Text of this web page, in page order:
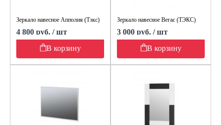
Зеркало навесное Апполия (Тэкс)
4 800 руб. / шт
В корзину
Зеркало навесное Вегас (ТЭКС)
3 000 руб. / шт
В корзину